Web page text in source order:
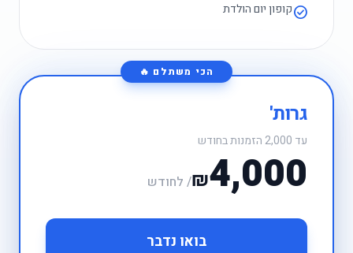
check_circleקופון יום הולדת
הכי משתלם 🔥
גרות'
עד 2,000 הזמנות בחודש
4,000
₪/ לחודש
בואו נדבר